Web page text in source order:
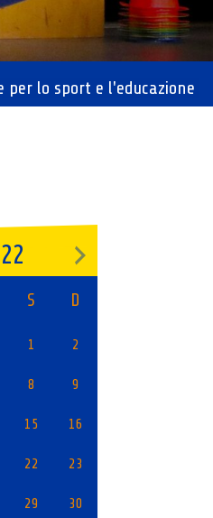
per lo sport e l'educazione
S D
1 2
8 9
15 16
22 23
29 30